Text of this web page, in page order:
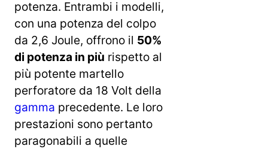
potenza. Entrambi i modelli,
con una potenza del colpo
da 2,6 Joule, offrono il 50%
di potenza in più rispetto al
più potente martello
perforatore da 18 Volt della
gamma precedente. Le loro
prestazioni sono pertanto
paragonabili a quelle